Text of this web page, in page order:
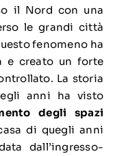
il Nord con una
le grandi città
fenomeno ha
e creato un forte
La storia
anni ha visto
degli spazi
di quegli anni
dall’ingresso-